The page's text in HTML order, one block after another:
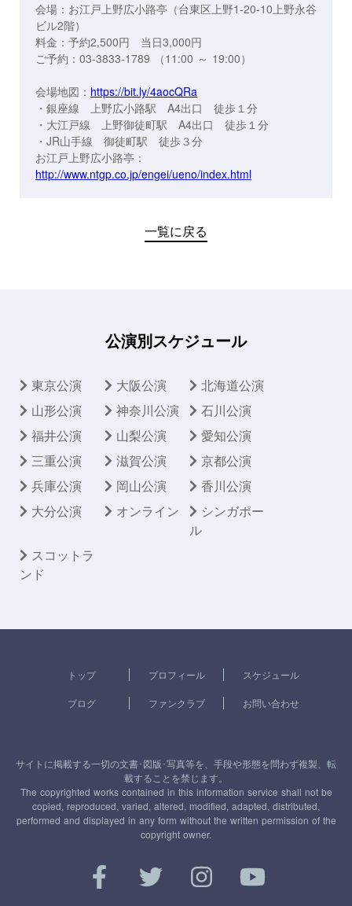
会場：お江戸上野広小路亭（台東区上野1-20-10上野永谷
ビル2階）
料金：予約2,500円 当日3,000円
ご予約：03-3833-1789 （11:00 ～ 19:00）
会場地図： https://bit.ly/4aocQRa
・銀座線 上野広小路駅 A4出口 徒歩１分
・大江戸線 上野御徒町駅 A4出口 徒歩１分
・JR山手線 御徒町駅 徒歩３分
お江戸上野広小路亭：
http://www.ntgp.co.jp/engei/ueno/index.html
一覧に戻る
公演別スケジュール
東京公演 大阪公演
北海道公演
山形公演
神奈川公演
石川公演
福井公演
山梨公演
愛知公演
三重公演
滋賀公演
京都公演
兵庫公演
岡山公演
香川公演
大分公演
オンライン
シンガポー
ル
スコットラ
ンド
トップ プロフィール スケジュール
ブログ ファンクラブ お問い合わせ
サイトに掲載する一切の文書･図版･写真等を、手段や形態を問わず複製、転
載することを禁じます。
The copyrighted works contained in this information service shall not be
copied, reproduced, varied, altered, modified, adapted, distributed,
performed and displayed in any form without the written permission of the
copyright owner.